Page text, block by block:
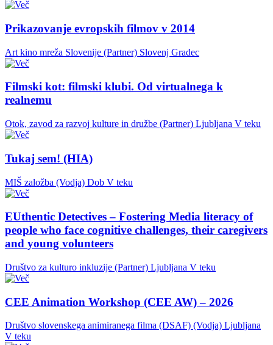
Prikazovanje evropskih filmov v 2014
Art kino mreža Slovenije (Partner) Slovenj Gradec
Filmski kot: filmski klubi. Od virtualnega k
realnemu
Otok, zavod za razvoj kulture in družbe (Partner) Ljubljana V teku
Tukaj sem! (HIA)
MIŠ založba (Vodja) Dob V teku
EUthentic Detectives – Fostering Media literacy of
people who face cognitive challenges, their caregivers
and young volunteers
Društvo za kulturo inkluzije (Partner) Ljubljana V teku
CEE Animation Workshop (CEE AW) – 2026
Društvo slovenskega animiranega filma (DSAF) (Vodja) Ljubljana
V teku